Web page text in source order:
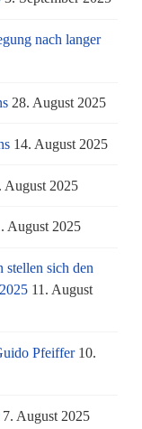
nach langer
28. August 2025
14. August 2025
August 2025
August 2025
sich den
11. August
Pfeiffer 10.
7. August 2025